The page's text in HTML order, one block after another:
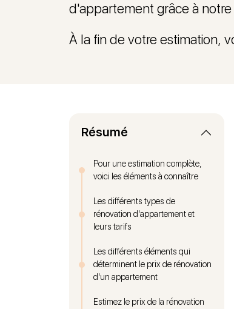
d'appartement grâce à
À la fin de votre estimation,
Résumé
Pour une estimation complète,
voici les éléments à connaître
Les différents types de
rénovation d'appartement et
leurs tarifs
Les différents éléments qui
déterminent le prix de rénovation
d'un appartement
Estimez le prix de la rénovation